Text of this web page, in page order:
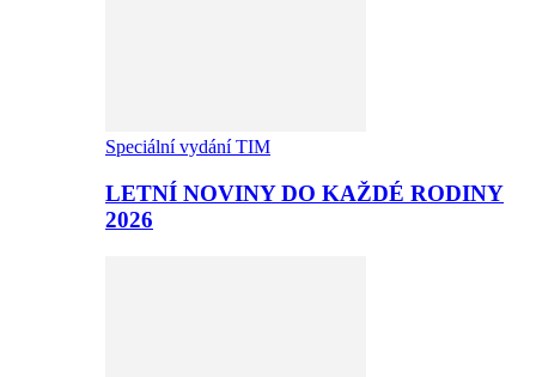
Speciální vydání TIM
LETNÍ NOVINY DO KAŽDÉ RODINY
2026